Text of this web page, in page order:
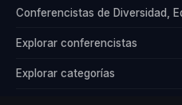
Conferencistas de Diversidad,
Explorar conferencistas
Explorar categorías